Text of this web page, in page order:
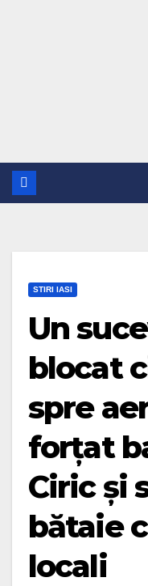
STIRI IASI
Un
blocat
spre
forțat
Ciric și
bătaie
locali